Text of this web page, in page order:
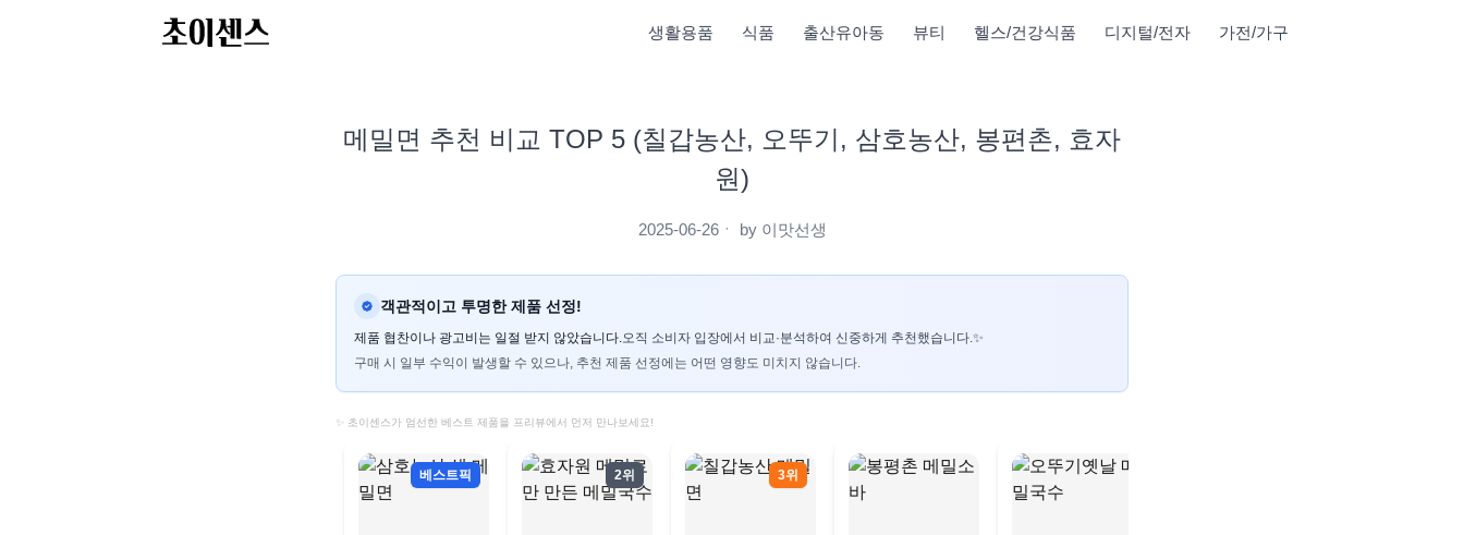
생활용품 식품 출산유아동 뷰티 헬스/건강식품 디지털/전자 가전/가구
메밀면 추천 비교 TOP 5 (칠갑농산, 오뚜기, 삼호농산, 봉편촌, 효자
원)
2025-06-26ㆍ by 이맛선생
객관적이고 투명한 제품 선정!
제품 협찬이나 광고비는 일절 받지 않았습니다.오직 소비자 입장에서 비교·분석하여 신중하게 추천했습니다.✨
구매 시 일부 수익이 발생할 수 있으나, 추천 제품 선정에는 어떤 영향도 미치지 않습니다.
✨ 초이센스가 엄선한 베스트 제품을 프리뷰에서 먼저 만나보세요!
베스트픽 2위 3위